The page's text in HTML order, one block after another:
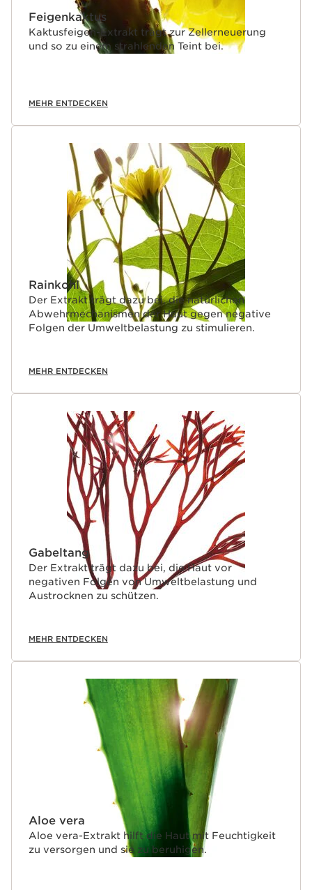
Feigenkaktus
Kaktusfeigen-Extrakt trägt zur Zellerneuerung
und so zu einem strahlenden Teint bei.
MEHR ENTDECKEN
Rainkohl
Der Extrakt trägt dazu bei, die natürlichen
Abwehrmechanismen der Haut gegen negative
Folgen der Umweltbelastung zu stimulieren.
MEHR ENTDECKEN
Gabeltang
Der Extrakt trägt dazu bei, die Haut vor
negativen Folgen von Umweltbelastung und
Austrocknen zu schützen.
MEHR ENTDECKEN
Aloe vera
Aloe vera-Extrakt hilft die Haut mit Feuchtigkeit
zu versorgen und sie zu beruhigen.